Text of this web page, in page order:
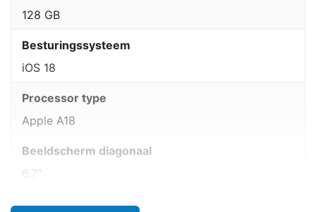
128 GB
Besturingssysteem
iOS 18
Processor type
Apple A18
Beeldscherm diagonaal
6.7"